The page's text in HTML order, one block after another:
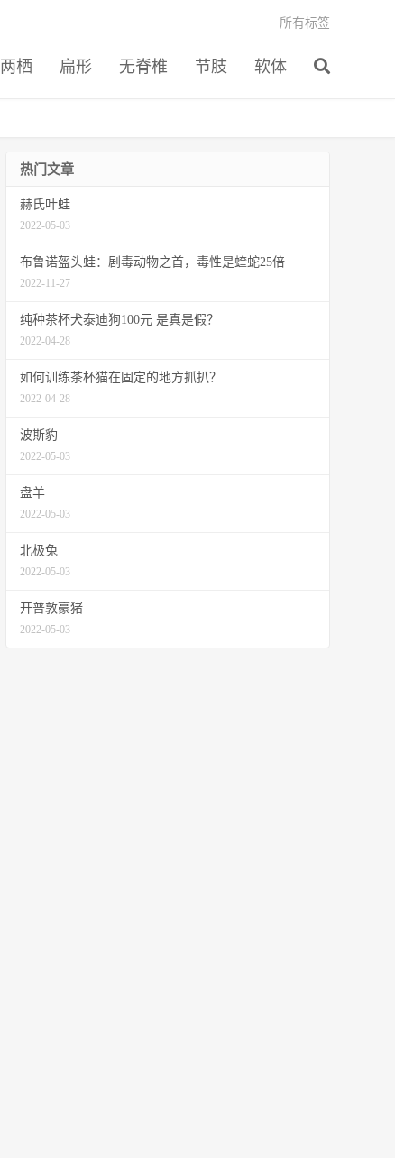
两栖 扁形 无脊椎 节肢 软体
所有标签
热门文章
赫氏叶蛙
2022-05-03
布鲁诺盔头蛙：剧毒动物之首，毒性是蝰蛇25倍
2022-11-27
纯种茶杯犬泰迪狗100元 是真是假？
2022-04-28
如何训练茶杯猫在固定的地方抓扒？
2022-04-28
波斯豹
2022-05-03
盘羊
2022-05-03
北极兔
2022-05-03
开普敦豪猪
2022-05-03